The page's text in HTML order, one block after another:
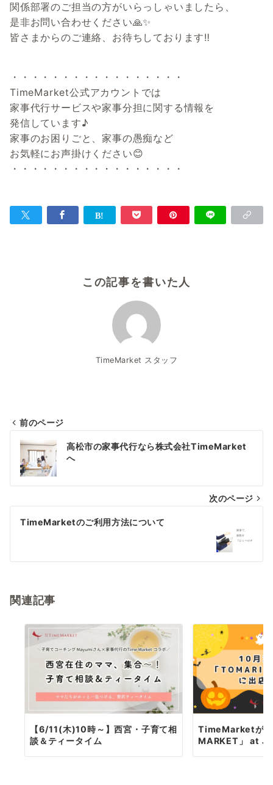
関係部署のご担当の方がいらっしゃいましたら、
是非お問い合わせください🙏✨
皆さまからのご連絡、お待ちしております‼
・・・・・・・・・・・・・・・・・
TimeMarket公式アカウントでは
家事代行サービスや家事分担に関する情報を
発信しています♪
家事のお困りごと、家事の愚痴など
お気軽にお声掛けください😊
・・・・・・・・・・・・・・・・・
この記事を書いた人
TimeMarket スタッフ
投
稿
ナ
ビ
ゲ
シ
ン
前のページ
高松市の家事代行なら株式会社TimeMarket
へ
次のページ
TimeMarketのご利用方法について
関連記事
【6/11(木)10時～】西宮・子育て相
談＆ティータイム
TimeMarketが
MARKET」 at